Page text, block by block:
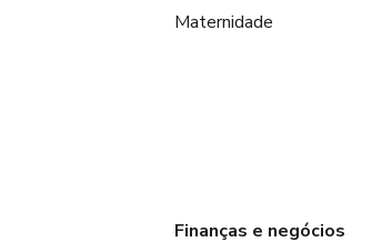
Maternidade
Finanças e negócios